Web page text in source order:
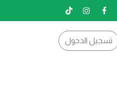
تسجيل الدخول